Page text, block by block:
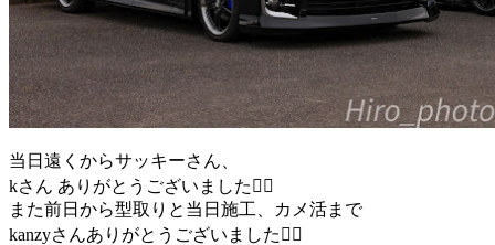
当日遠くからサッキーさん、
kさん ありがとうございました🙇‍♂️
また前日から型取りと当日施工、カメ活まで
kanzyさんありがとうございました🙇‍♂️